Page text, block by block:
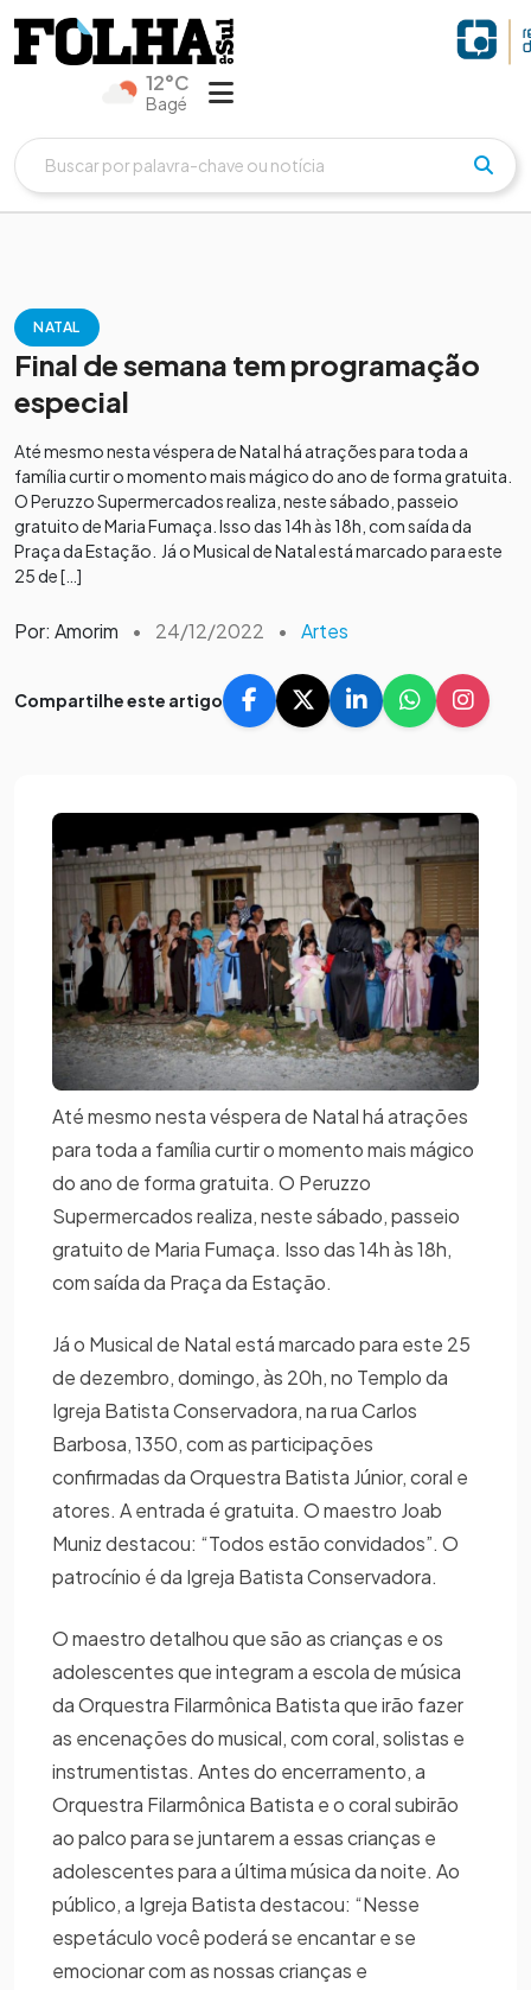
12°C
Bagé
NATAL
Final de semana tem programação
especial
Até mesmo nesta véspera de Natal há atrações para toda a
família curtir o momento mais mágico do ano de forma gratuita.
O Peruzzo Supermercados realiza, neste sábado, passeio
gratuito de Maria Fumaça. Isso das 14h às 18h, com saída da
Praça da Estação. Já o Musical de Natal está marcado para este
25 de […]
Por: Amorim • 24/12/2022 • Artes
Compartilhe este artigo
Até mesmo nesta véspera de Natal há atrações
para toda a família curtir o momento mais mágico
do ano de forma gratuita. O Peruzzo
Supermercados realiza, neste sábado, passeio
gratuito de Maria Fumaça. Isso das 14h às 18h,
com saída da Praça da Estação.
Já o Musical de Natal está marcado para este 25
de dezembro, domingo, às 20h, no Templo da
Igreja Batista Conservadora, na rua Carlos
Barbosa, 1350, com as participações
confirmadas da Orquestra Batista Júnior, coral e
atores. A entrada é gratuita. O maestro Joab
Muniz destacou: “Todos estão convidados”. O
patrocínio é da Igreja Batista Conservadora.
O maestro detalhou que são as crianças e os
adolescentes que integram a escola de música
da Orquestra Filarmônica Batista que irão fazer
as encenações do musical, com coral, solistas e
instrumentistas. Antes do encerramento, a
Orquestra Filarmônica Batista e o coral subirão
ao palco para se juntarem a essas crianças e
adolescentes para a última música da noite. Ao
público, a Igreja Batista destacou: “Nesse
espetáculo você poderá se encantar e se
emocionar com as nossas crianças e